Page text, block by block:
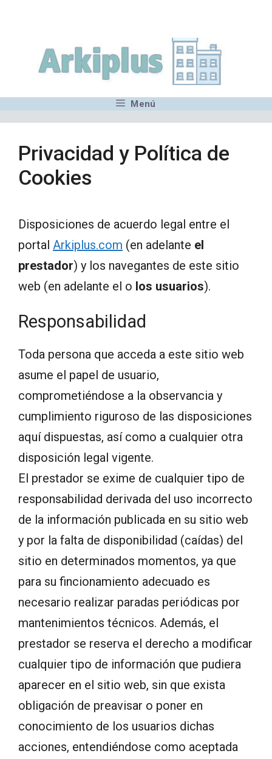
contenido
Menú
Privacidad y Política de
Cookies
Disposiciones de acuerdo legal entre el
portal Arkiplus.com (en adelante el
prestador) y los navegantes de este sitio
web (en adelante el o los usuarios).
Responsabilidad
Toda persona que acceda a este sitio web
asume el papel de usuario,
comprometiéndose a la observancia y
cumplimiento riguroso de las disposiciones
aquí dispuestas, así como a cualquier otra
disposición legal vigente.
El prestador se exime de cualquier tipo de
responsabilidad derivada del uso incorrecto
de la información publicada en su sitio web
y por la falta de disponibilidad (caídas) del
sitio en determinados momentos, ya que
para su fincionamiento adecuado es
necesario realizar paradas periódicas por
mantenimientos técnicos. Además, el
prestador se reserva el derecho a modificar
cualquier tipo de información que pudiera
aparecer en el sitio web, sin que exista
obligación de preavisar o poner en
conocimiento de los usuarios dichas
acciones, entendiéndose como aceptada